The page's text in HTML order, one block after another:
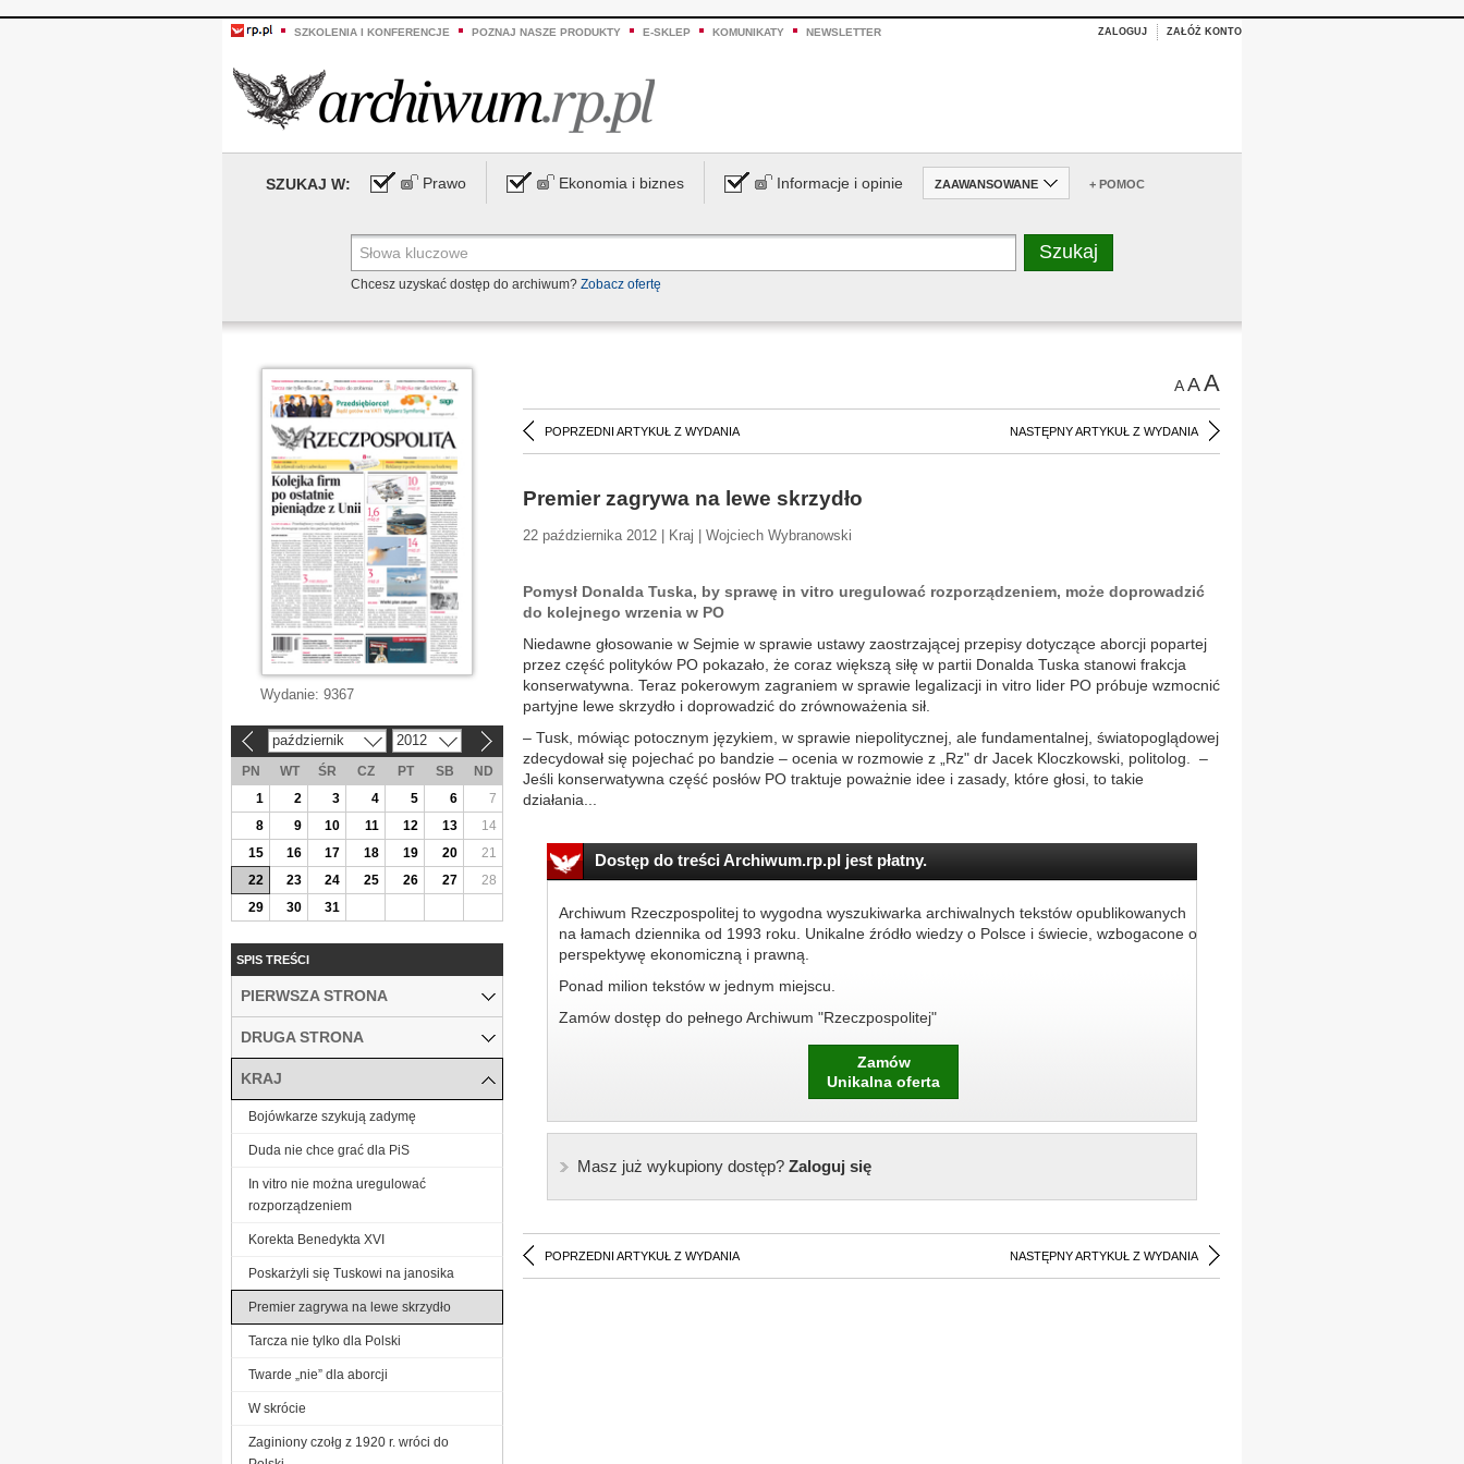
SZKOLENIA I KONFERENCJE POZNAJ NASZE PRODUKTY E-SKLEP KOMUNIKATY NEWSLETTER ZALOGUJ ZAŁÓŻ KONTO
SZUKAJ W: Prawo Ekonomia i biznes Informacje i opinie ZAAWANSOWANE + POMOC
Chcesz uzyskać dostęp do archiwum? Zobacz ofertę
AAA
POPRZEDNI ARTYKUŁ Z WYDANIA NASTĘPNY ARTYKUŁ Z WYDANIA
Premier zagrywa na lewe skrzydło
22 października 2012 | Kraj | Wojciech Wybranowski
Pomysł Donalda Tuska, by sprawę in vitro uregulować rozporządzeniem, może doprowadzić
do kolejnego wrzenia w PO
Niedawne głosowanie w Sejmie w sprawie ustawy zaostrzającej przepisy dotyczące aborcji popartej
przez część polityków PO pokazało, że coraz większą siłę w partii Donalda Tuska stanowi frakcja
konserwatywna. Teraz pokerowym zagraniem w sprawie legalizacji in vitro lider PO próbuje wzmocnić
partyjne lewe skrzydło i doprowadzić do zrównoważenia sił.
– Tusk, mówiąc potocznym językiem, w sprawie niepolitycznej, ale fundamentalnej, światopoglądowej
zdecydował się pojechać po bandzie – ocenia w rozmowie z „Rz" dr Jacek Kloczkowski, politolog. –
Jeśli konserwatywna część posłów PO traktuje poważnie idee i zasady, które głosi, to takie
działania...
Dostęp do treści Archiwum.rp.pl jest płatny.
Archiwum Rzeczpospolitej to wygodna wyszukiwarka archiwalnych tekstów opublikowanych
na łamach dziennika od 1993 roku. Unikalne źródło wiedzy o Polsce i świecie, wzbogacone o
perspektywę ekonomiczną i prawną.
Ponad milion tekstów w jednym miejscu.
Zamów dostęp do pełnego Archiwum "Rzeczpospolitej"
Zamów
Unikalna oferta
Masz już wykupiony dostęp?Zaloguj się
POPRZEDNI ARTYKUŁ Z WYDANIA NASTĘPNY ARTYKUŁ Z WYDANIA
Wydanie: 9367
październik 2012
PN WT ŚR CZ PT SB
ND
1
2 3 4 5 6
7
8
9 10 11 12 13
14
15
16 17 18 19 20
21
22
23 24 25 26 27
28
29
30 31
SPIS TREŚCI
PIERWSZA STRONA
DRUGA STRONA
KRAJ
Bojówkarze szykują zadymę
Duda nie chce grać dla PiS
In vitro nie można uregulować
rozporządzeniem
Korekta Benedykta XVI
Poskarżyli się Tuskowi na janosika
Premier zagrywa na lewe skrzydło
Tarcza nie tylko dla Polski
Twarde „nie” dla aborcji
W skrócie
Zaginiony czołg z 1920 r. wróci do